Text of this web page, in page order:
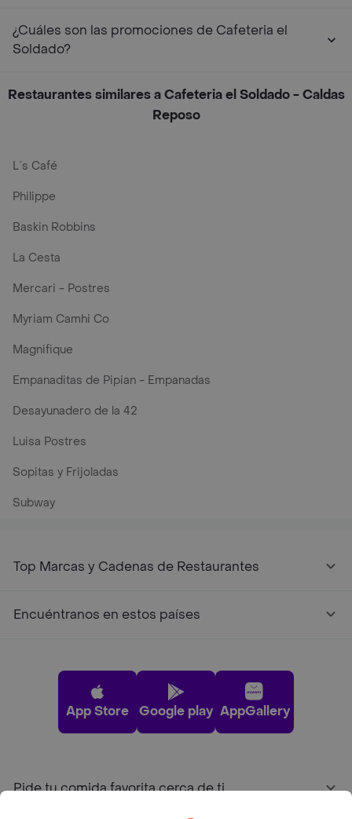
¿Cuáles son las promociones de Cafeteria el
Soldado?
Restaurantes similares a Cafeteria el Soldado - Caldas
Reposo
L´s Café
Philippe
Baskin Robbins
La Cesta
Mercari - Postres
Myriam Camhi Co
Magnifique
Empanaditas de Pipian - Empanadas
Desayunadero de la 42
Luisa Postres
Sopitas y Frijoladas
Subway
Top Marcas y Cadenas de Restaurantes
Encuéntranos en estos países
App Store Google play AppGallery
Pide tu comida favorita cerca de ti